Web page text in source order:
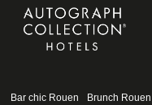
Bar chic Rouen Brunch Rouen